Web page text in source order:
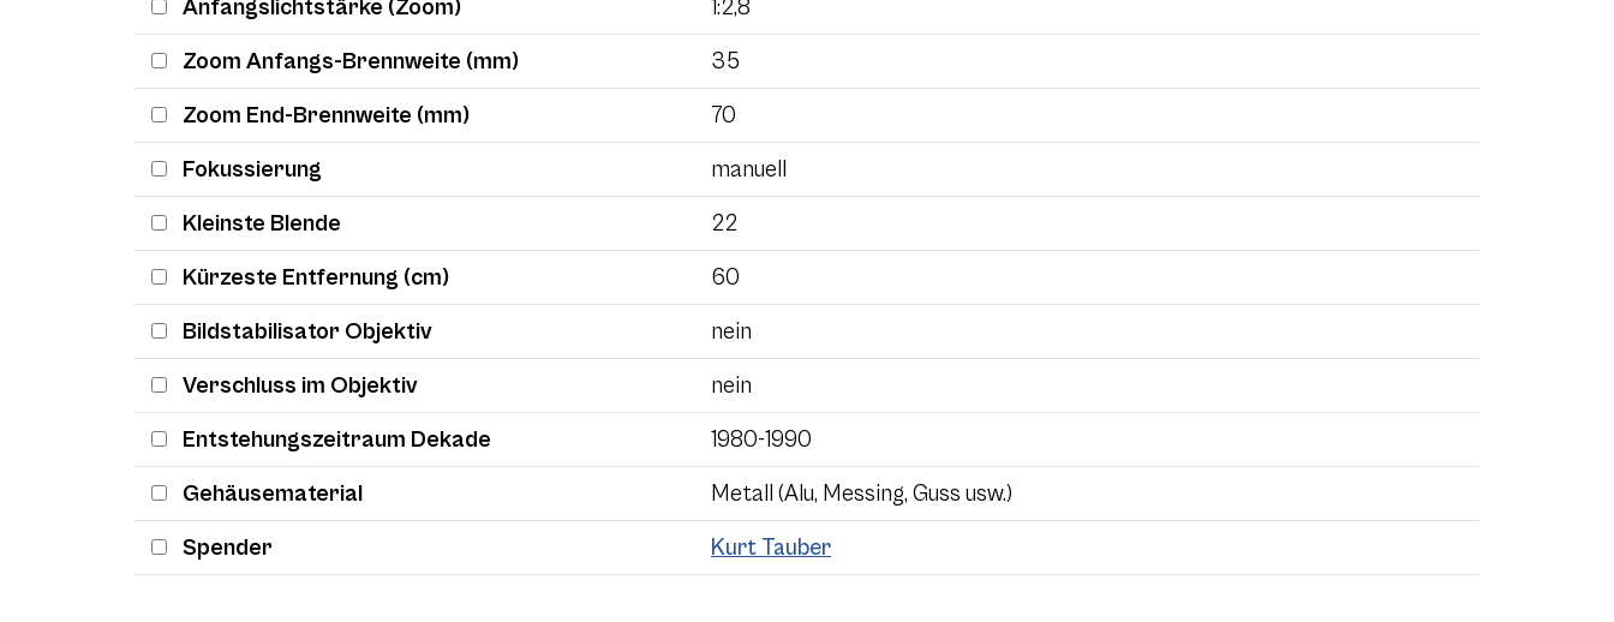
Anfangslichtstärke (Zoom) 1:2,8
Zoom Anfangs-Brennweite (mm) 35
Zoom End-Brennweite (mm) 70
Fokussierung manuell
Kleinste Blende 22
Kürzeste Entfernung (cm) 60
Bildstabilisator Objektiv nein
Verschluss im Objektiv nein
Entstehungszeitraum Dekade 1980-1990
Gehäusematerial Metall (Alu, Messing, Guss usw.)
Spender Kurt Tauber